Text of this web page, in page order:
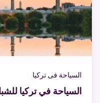
السياحة فى تركيا
السياحة في تركيا